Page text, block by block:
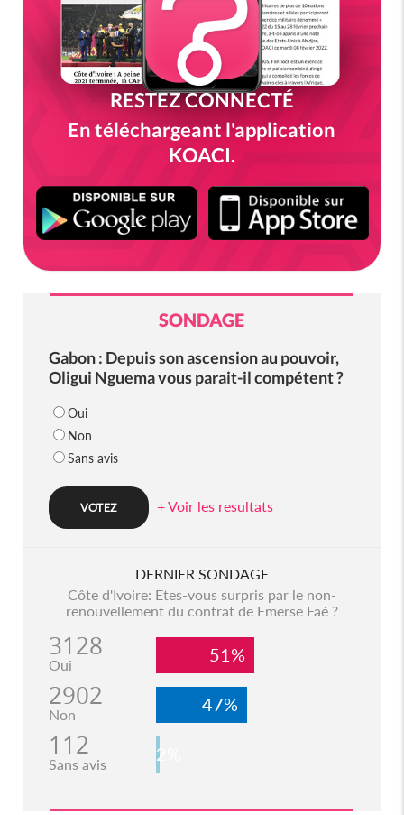
RESTEZ CONNECTÉ
En téléchargeant l'application
KOACI.
SONDAGE
Gabon : Depuis son ascension au pouvoir,
Oligui Nguema vous parait-il compétent ?
Oui
Non
Sans avis
+ Voir les resultats
DERNIER SONDAGE
Côte d'Ivoire: Etes-vous surpris par le non-
renouvellement du contrat de Emerse Faé ?
3128
Oui 51%
2902
Non 47%
112
Sans avis 2%